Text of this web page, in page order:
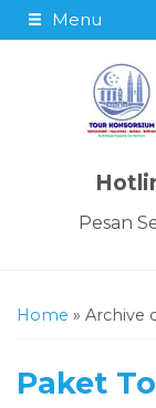
Menu
Pesan
Home » Archive
Paket